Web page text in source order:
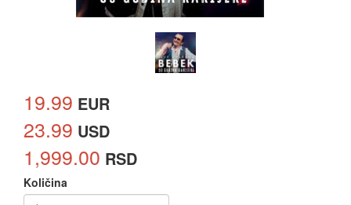
19.99 EUR
23.99 USD
1,999.00 RSD
Količina